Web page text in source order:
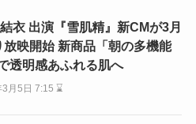
衣 出演『雪肌精』新CMが3月
放映開始 新商品「朝の多機能
透明感あふれる肌へ
月5日 7:15 ⌛